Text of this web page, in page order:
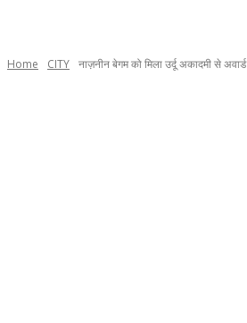
Home CITY नाज़नीन बेगम को मिला उर्दू अकादमी से अवार्ड